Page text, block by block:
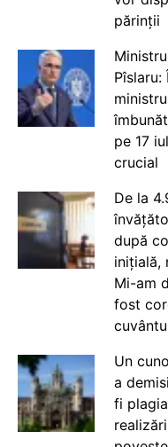
părinții
pe 17
crucial
De la
după
inițială,
Mi-am
fost
Un
a
fi